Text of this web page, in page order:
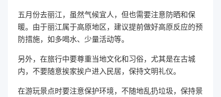
五月份去丽江，虽然气候宜人，但也需要注意防晒和保
暖。由于丽江属于高原地区，建议提前做好高原反应的预
防措施，如多喝水、少量活动等。
另外，在旅行中要尊重当地文化和习俗，尤其是在古城
内，不要随意挨家挨户进入民居，保持文明礼仪。
在游玩景点时要注意保护环境，不随地乱扔垃圾，保持景